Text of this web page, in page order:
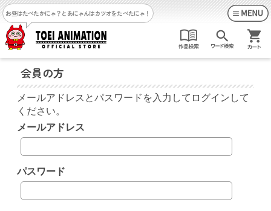
お昼はたべたかにゃ？ とあにゃんはカツオをたべたにゃ！
会員の方
メールアドレスとパスワードを入力してログインして
ください。
メールアドレス
パスワード